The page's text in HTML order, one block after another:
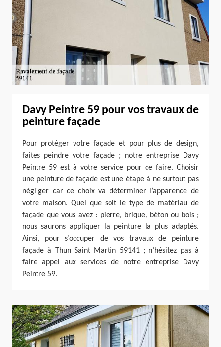
Davy Peintre 59 pour vos travaux de
peinture façade
Pour protéger votre façade et pour plus de design,
faites peindre votre façade ; notre entreprise Davy
Peintre 59 est à votre service pour ce faire. Choisir
une peinture de façade est une étape à ne surtout pas
négliger car ce choix va déterminer l’apparence de
votre maison. Quel que soit le type de matériau de
façade que vous avez : pierre, brique, béton ou bois ;
nous saurons appliquer la peinture la plus adaptés.
Ainsi, pour s’occuper de vos travaux de peinture
façade à Thun Saint Martin 59141 ; n’hésitez pas à
faire appel aux services de notre entreprise Davy
Peintre 59.